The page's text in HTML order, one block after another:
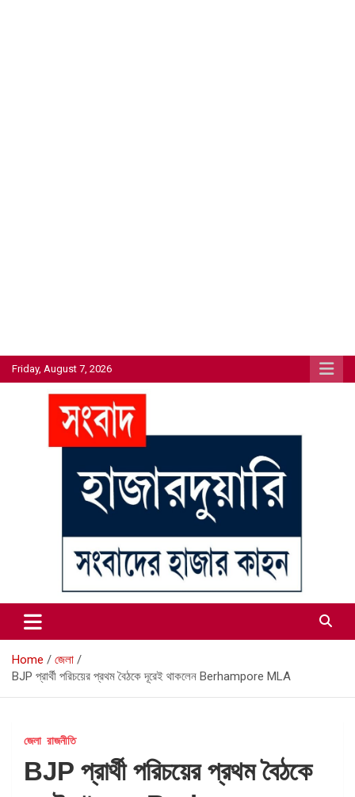
Skip
to
Friday, August 7, 2026
সংবাদ হাজারদুয়ারি
সংবাদের হাজার কাহন
Home
জেলা
BJP প্রার্থী পরিচয়ের প্রথম বৈঠকে দূরেই থাকলেন Berhampore MLA
জেলা রাজনীতি
BJP প্রার্থী পরিচয়ের প্রথম বৈঠকে